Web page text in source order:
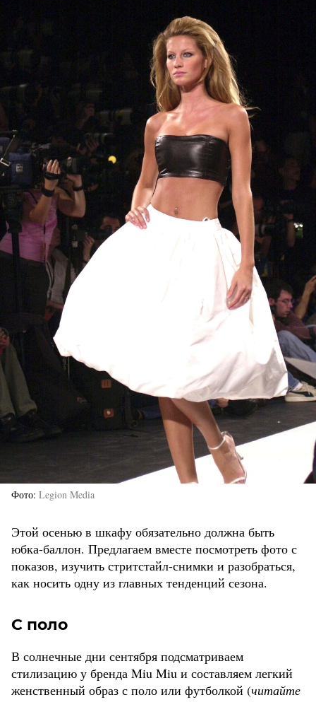
Фото Legion Media
Этой осенью в шкафу обязательно должна быть
юбка-баллон. Предлагаем вместе посмотреть фото с
показов, изучить стритстайл-снимки и разобраться,
как носить одну из главных тенденций сезона.
С поло
В солнечные дни сентября подсматриваем
стилизацию у бренда Miu Miu и составляем легкий
женственный образ с поло или футболкой (читайте